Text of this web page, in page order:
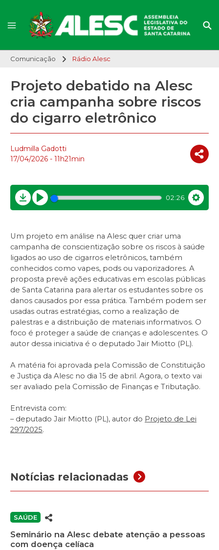
Comunicação Rádio Alesc
Projeto debatido na Alesc
cria campanha sobre riscos
do cigarro eletrônico
Ludmilla Gadotti
17/04/2026 - 11h21min
Download
Play
02:26
Um projeto em análise na Alesc quer criar uma
campanha de conscientização sobre os riscos à saúde
ligados ao uso de cigarros eletrônicos, também
conhecidos como vapes, pods ou vaporizadores. A
proposta prevê ações educativas em escolas públicas
de Santa Catarina para alertar os estudantes sobre os
danos causados por essa prática. Também podem ser
usadas outras estratégias, como a realização de
palestras e a distribuição de materiais informativos. O
foco é proteger a saúde de crianças e adolescentes. O
autor dessa iniciativa é o deputado Jair Miotto (PL).
A matéria foi aprovada pela Comissão de Constituição
e Justiça da Alesc no dia 15 de abril. Agora, o texto vai
ser avaliado pela Comissão de Finanças e Tributação.
Entrevista com:
– deputado Jair Miotto (PL), autor do Projeto de Lei
297/2025.
Notícias relacionadas
SAÚDE
Seminário na Alesc debate atenção a pessoas
com doença celíaca